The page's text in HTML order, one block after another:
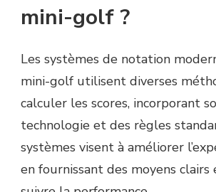
mini-golf ?
Les systèmes de notation
mini-golf utilisent diverses
calculer les scores, incorporant
technologie et des règles
systèmes visent à améliorer
en fournissant des moyens clairs